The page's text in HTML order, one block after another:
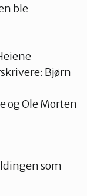
ble
Bjørn
og Ole Morten
som